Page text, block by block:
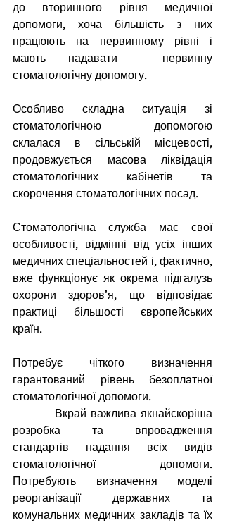
до вторинного рівня медичної
допомоги, хоча більшість з них
працюють на первинному рівні і
мають надавати  первинну
стоматологічну допомогу.
Особливо складна ситуація зі
стоматологічною допомогою
склалася в сільській місцевості,
продовжується масова ліквідація
стоматологічних кабінетів та
скорочення стоматологічних посад.
Стоматологічна служба має свої
особливості, відмінні від усіх інших
медичних спеціальностей і, фактично,
вже функціонує як окрема підгалузь
охорони здоров’я, що відповідає
практиці більшості європейських
країн.
Потребує чіткого визначення
гарантований рівень безоплатної
стоматологічної допомоги.
розробка та впровадження
стандартів надання всіх видів
стоматологічної допомоги.
Потребують визначення моделі
реорганізації державних та
комунальних медичних закладів та їх